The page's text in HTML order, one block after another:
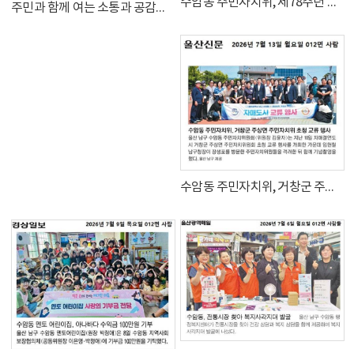
주민과 함께 여는 소통과 공감의 장 행사
수암동 주민자치위, 거창군 주상면 주민자치위 초청 교류 행사